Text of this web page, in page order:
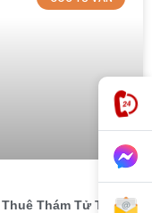
Thám Tử Tại